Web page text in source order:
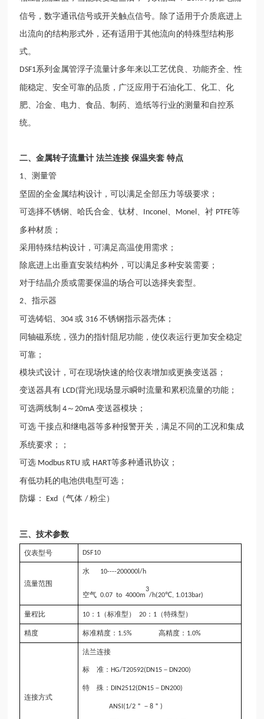
信号，数字通讯信号或开关触点信号。除了适用于介质底进上
出流向的结构形式外，还有适用于其他流向的特殊型结构形
式。
DSF1系列金属管浮子流量计多年来以工艺优良、功能齐全、性
能稳定、安全可靠的品质，广泛应用于石油化工、化工、化
肥、冶金、电力、食品、制药、造纸等行业的测量和自控系
统。
二、金属转子流量计 法兰连接 保温夹套 特点
1 、测量管
坚固的全金属结构设计，可以满足全部压力等级要求；
可选择不锈钢、哈氏合金、钛材、 Inconel Monel 、衬 PTFE等
多种材质；
采用特殊结构设计，可满足高温使用需求；
除底进上出垂直安装结构外，可以满足多种安装需要；
对于结晶介质或需要保温的场合可以选择夹套型。
2 、指示器
可选铸铝、 304或 316不锈钢指示器壳体；
同轴磁系统，强力的指针阻尼功能，使仪表运行更加安全稳定
可靠；
模块式设计，可在现场快速的给仪表增加或更换变送器；
变送器具有 LCD(背光)现场显示瞬时流量和累积流量的功能；
可选两线制 4 ～ 20mA变送器模块；
可选 干接点和继电器等多种报警开关，满足不同的工况和集成
系统要求；；
可选 Modbus RTU或 HART等多种通讯协议；
有低功耗的电池供电型可选；
防爆：
Exd （气体/粉尘）
三、技术参数
仪表型号 DSF10
流量范围
水 10----200000l/h
空气 0.07 to 4000m
3
/h(20℃, 1.013bar)
量程比 10 ： 1 （标准型） 20 ： 1 （特殊型）
精度 标准精度： 1.5% 高精度： 1.0%
连接方式
法兰连接
标 准：HG/T20592(DN15 －DN200)
特 殊：DIN2512(DN15 －DN200)
ANSI(1/2 ＂－8 ＂)